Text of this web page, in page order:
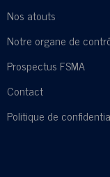
Nos atouts
Notre organe de
Prospectus FSMA
Contact
Politique de